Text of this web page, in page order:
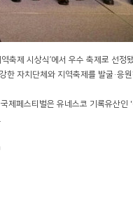
축제 시상식’에서 우수 축제로 선정
자치단체와 지역축제를 발굴·응
제페스티벌은 유네스코 기록유산인